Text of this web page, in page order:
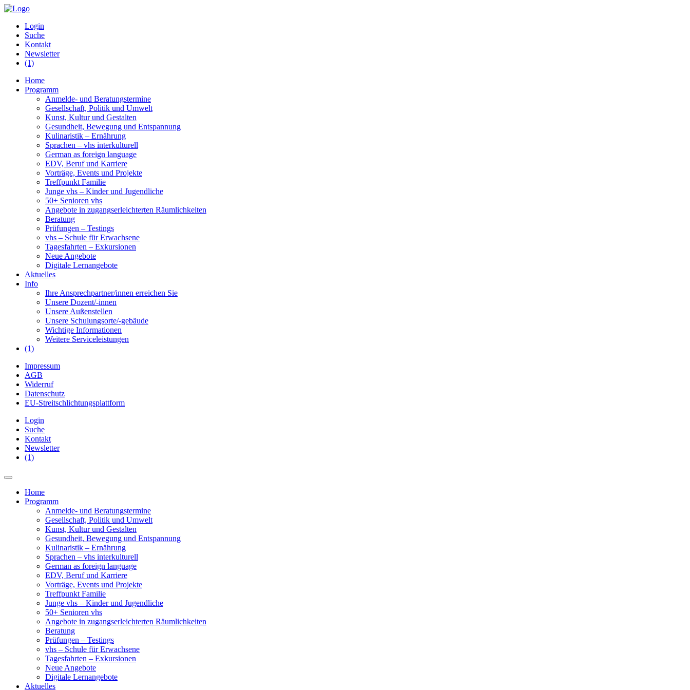
Login
Suche
Kontakt
Newsletter
(1)
Home
Programm
Anmelde- und Beratungstermine
Gesellschaft, Politik und Umwelt
Kunst, Kultur und Gestalten
Gesundheit, Bewegung und Entspannung
Kulinaristik – Ernährung
Sprachen – vhs interkulturell
German as foreign language
EDV, Beruf und Karriere
Vorträge, Events und Projekte
Treffpunkt Familie
Junge vhs – Kinder und Jugendliche
50+ Senioren vhs
Angebote in zugangserleichterten Räumlichkeiten
Beratung
Prüfungen – Testings
vhs – Schule für Erwachsene
Tagesfahrten – Exkursionen
Neue Angebote
Digitale Lernangebote
Aktuelles
Info
Ihre Ansprechpartner/innen erreichen Sie
Unsere Dozent/-innen
Unsere Außenstellen
Unsere Schulungsorte/-gebäude
Wichtige Informationen
Weitere Serviceleistungen
(1)
Impressum
AGB
Widerruf
Datenschutz
EU-Streitschlichtungsplattform
Login
Suche
Kontakt
Newsletter
(1)
Home
Programm
Anmelde- und Beratungstermine
Gesellschaft, Politik und Umwelt
Kunst, Kultur und Gestalten
Gesundheit, Bewegung und Entspannung
Kulinaristik – Ernährung
Sprachen – vhs interkulturell
German as foreign language
EDV, Beruf und Karriere
Vorträge, Events und Projekte
Treffpunkt Familie
Junge vhs – Kinder und Jugendliche
50+ Senioren vhs
Angebote in zugangserleichterten Räumlichkeiten
Beratung
Prüfungen – Testings
vhs – Schule für Erwachsene
Tagesfahrten – Exkursionen
Neue Angebote
Digitale Lernangebote
Aktuelles